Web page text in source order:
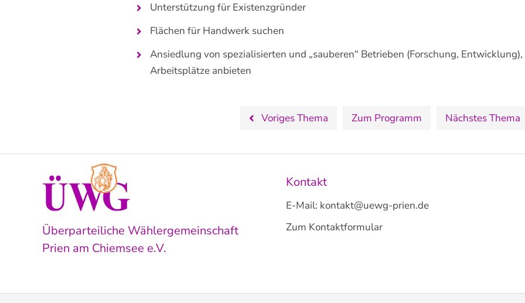
Unterstützung für Existenzgründer
Flächen für Handwerk suchen
Ansiedlung von spezialisierten und „sauberen“ Betrieben (Forschung,
Arbeitsplätze anbieten
Voriges Thema Zum Programm Nächstes Thema
Überparteiliche Wählergemeinschaft
Prien am Chiemsee e.V.
Kontakt
E-Mail: kontakt@uewg-prien.de
Zum Kontaktformular